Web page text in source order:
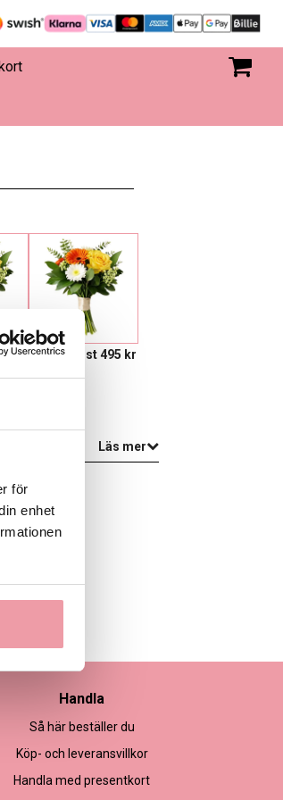
för
enhet
Eget, minst 495 kr
Läs mer
Handla
Så här beställer du
Köp- och leveransvillkor
Handla med presentkort